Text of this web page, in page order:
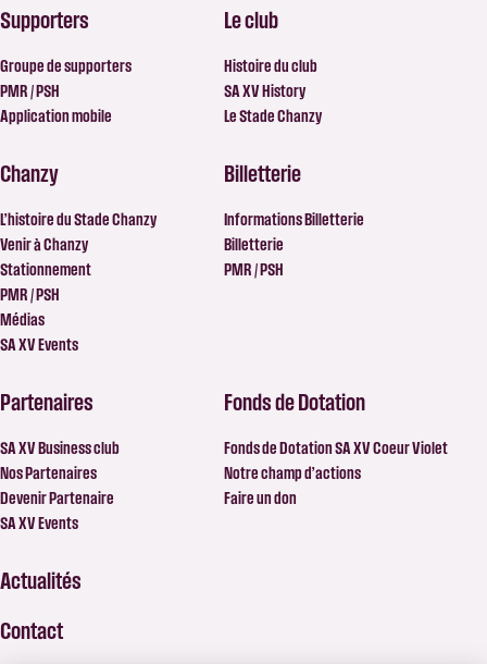
Supporters
Groupe de supporters
PMR / PSH
Application mobile
Le club
Histoire du club
SA XV History
Le Stade Chanzy
Chanzy
L’histoire du Stade Chanzy
Venir à Chanzy
Stationnement
PMR / PSH
Médias
SA XV Events
Billetterie
Informations Billetterie
Billetterie
PMR / PSH
Partenaires
SA XV Business club
Nos Partenaires
Devenir Partenaire
SA XV Events
Fonds de Dotation
Fonds de Dotation SA XV Coeur Violet
Notre champ d’actions
Faire un don
Actualités
Contact